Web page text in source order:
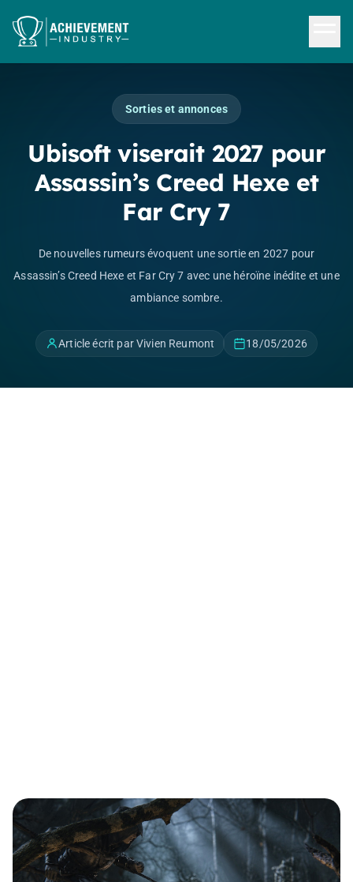
Sorties et annonces
Ubisoft viserait 2027 pour
Assassin’s Creed Hexe et
Far Cry 7
De nouvelles rumeurs évoquent une sortie en 2027 pour
Assassin’s Creed Hexe et Far Cry 7 avec une héroïne inédite et une
ambiance sombre.
Article écrit par Vivien Reumont 18/05/2026